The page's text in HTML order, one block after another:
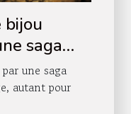
bijou
saga
une saga
autant pour